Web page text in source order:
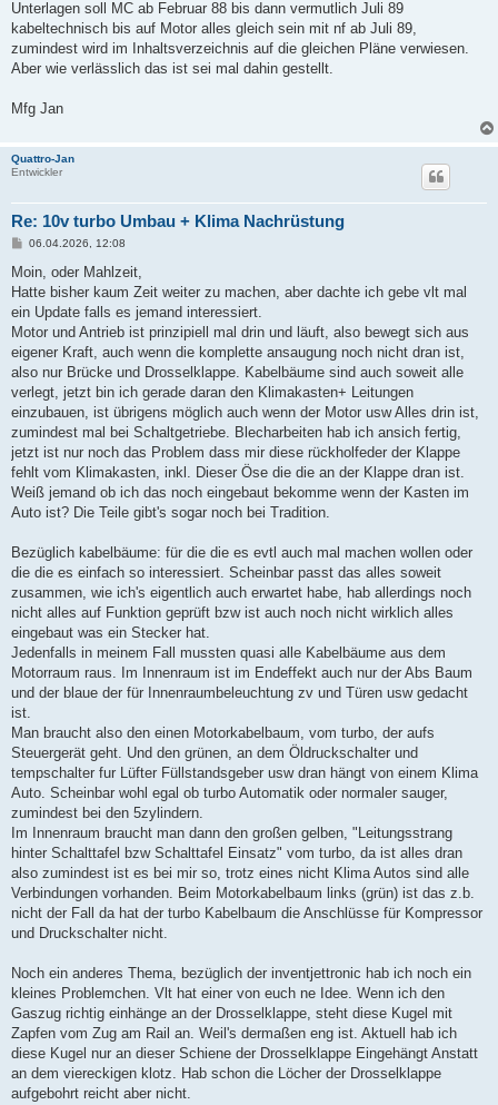
Unterlagen soll MC ab Februar 88 bis dann vermutlich Juli 89
kabeltechnisch bis auf Motor alles gleich sein mit nf ab Juli 89,
zumindest wird im Inhaltsverzeichnis auf die gleichen Pläne verwiesen.
Aber wie verlässlich das ist sei mal dahin gestellt.
Mfg Jan
Quattro-Jan
Entwickler
Re: 10v turbo Umbau + Klima Nachrüstung
B
i
r
a
06.04.2026, 12:08
Moin, oder Mahlzeit,
Hatte bisher kaum Zeit weiter zu machen, aber dachte ich gebe vlt mal
ein Update falls es jemand interessiert.
Motor und Antrieb ist prinzipiell mal drin und läuft, also bewegt sich aus
eigener Kraft, auch wenn die komplette ansaugung noch nicht dran ist,
also nur Brücke und Drosselklappe. Kabelbäume sind auch soweit alle
verlegt, jetzt bin ich gerade daran den Klimakasten+ Leitungen
einzubauen, ist übrigens möglich auch wenn der Motor usw Alles drin ist,
zumindest mal bei Schaltgetriebe. Blecharbeiten hab ich ansich fertig,
jetzt ist nur noch das Problem dass mir diese rückholfeder der Klappe
fehlt vom Klimakasten, inkl. Dieser Öse die die an der Klappe dran ist.
Weiß jemand ob ich das noch eingebaut bekomme wenn der Kasten im
Auto ist? Die Teile gibt's sogar noch bei Tradition.
Bezüglich kabelbäume: für die die es evtl auch mal machen wollen oder
die die es einfach so interessiert. Scheinbar passt das alles soweit
zusammen, wie ich's eigentlich auch erwartet habe, hab allerdings noch
nicht alles auf Funktion geprüft bzw ist auch noch nicht wirklich alles
eingebaut was ein Stecker hat.
Jedenfalls in meinem Fall mussten quasi alle Kabelbäume aus dem
Motorraum raus. Im Innenraum ist im Endeffekt auch nur der Abs Baum
und der blaue der für Innenraumbeleuchtung zv und Türen usw gedacht
ist.
Man braucht also den einen Motorkabelbaum, vom turbo, der aufs
Steuergerät geht. Und den grünen, an dem Öldruckschalter und
tempschalter fur Lüfter Füllstandsgeber usw dran hängt von einem Klima
Auto. Scheinbar wohl egal ob turbo Automatik oder normaler sauger,
zumindest bei den 5zylindern.
Im Innenraum braucht man dann den großen gelben, "Leitungsstrang
hinter Schalttafel bzw Schalttafel Einsatz" vom turbo, da ist alles dran
also zumindest ist es bei mir so, trotz eines nicht Klima Autos sind alle
Verbindungen vorhanden. Beim Motorkabelbaum links (grün) ist das z.b.
nicht der Fall da hat der turbo Kabelbaum die Anschlüsse für Kompressor
und Druckschalter nicht.
Noch ein anderes Thema, bezüglich der inventjettronic hab ich noch ein
kleines Problemchen. Vlt hat einer von euch ne Idee. Wenn ich den
Gaszug richtig einhänge an der Drosselklappe, steht diese Kugel mit
Zapfen vom Zug am Rail an. Weil's dermaßen eng ist. Aktuell hab ich
diese Kugel nur an dieser Schiene der Drosselklappe Eingehängt Anstatt
an dem viereckigen klotz. Hab schon die Löcher der Drosselklappe
aufgebohrt reicht aber nicht.